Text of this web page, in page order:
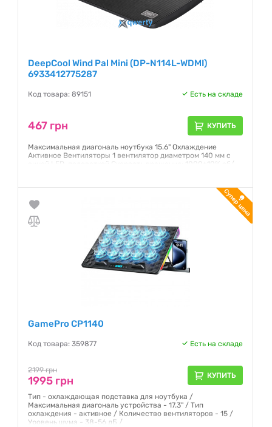
DeepCool Wind Pal Mini (DP-N114L-WDMI)
6933412775287
Код товара: 89151 Есть на складе
467 грн КУПИТЬ
Максимальная диагональ ноутбука 15.6" Охлаждение
Активное Вентиляторы 1 вентилятор диаметром 140 мм с
синей LED-подсветкой Скорость вращения: 1000±10% об/
Гарантия:12 месяцев
GamePro CP1140
Код товара: 359877 Есть на складе
2199 грн
1995 грн КУПИТЬ
Тип - охлаждающая подставка для ноутбука /
Максимальная диагональ устройства - 17.3" / Тип
охлаждения - активное / Количество вентиляторов - 15 /
Уровень шума - 38-56 дБ /